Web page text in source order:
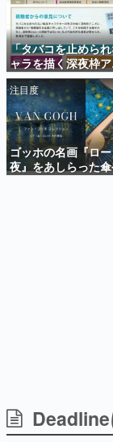
ゲ
名作
聞き
きま
赫
この
の形
新
これ
の姿
ゲ
具体
です
「タバコを止めら
ャラを描く深夜枠
聴者の一部から批
薬物の使用と思し
て、BPOが議論を
注目度
ゴッホの名画『ロ
夜』をあしらった
ッグなどが登場。8